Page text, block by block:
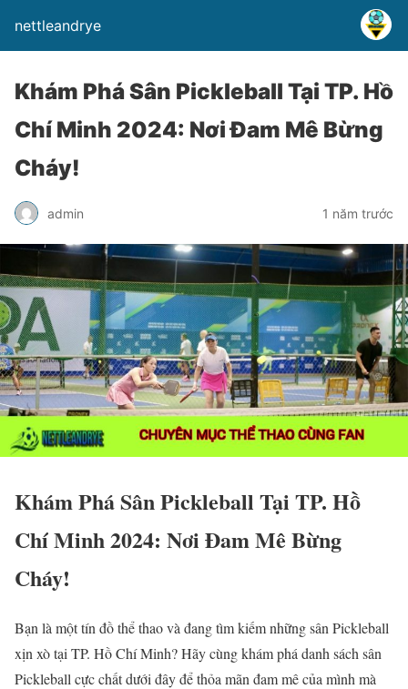
nettleandrye
Khám Phá Sân Pickleball Tại TP. Hồ
Chí Minh 2024: Nơi Đam Mê Bừng
Cháy!
admin 1 năm trước
Khám Phá Sân Pickleball Tại TP. Hồ
Chí Minh 2024: Nơi Đam Mê Bừng
Cháy!
Bạn là một tín đồ thể thao và đang tìm kiếm những sân Pickleball
xịn xò tại TP. Hồ Chí Minh? Hãy cùng khám phá danh sách sân
Pickleball cực chất dưới đây để thỏa mãn đam mê của mình mà